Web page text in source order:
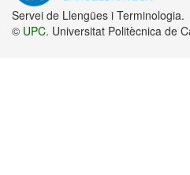
Servei de Llengües i Terminologia.
© UPC. Universitat Politècnica de